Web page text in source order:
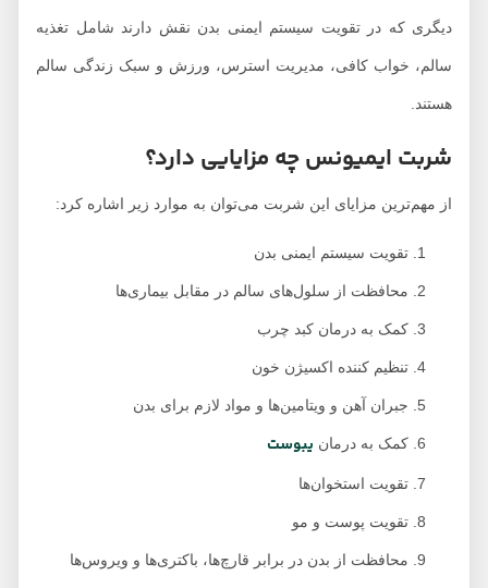
دیگری که در تقویت سیستم ایمنی بدن نقش دارند شامل تغذیه
سالم، خواب کافی، مدیریت استرس، ورزش و سبک زندگی سالم
هستند.
شربت ایمیونس چه مزایایی دارد؟
از مهم‌ترین مزایای این شربت می‌توان به موارد زیر اشاره کرد:
تقویت سیستم ایمنی بدن
محافظت از سلول‌های سالم در مقابل بیماری‌ها
کمک به درمان کبد چرب
تنظیم کننده اکسیژن خون
جبران آهن و ویتامین‌‌ها و مواد لازم برای بدن
کمک به درمانیبوست
تقویت استخوان‌ها
تقویت پوست و مو
محافظت از بدن در برابر قارچ‌ها، باکتری‌ها و ویروس‌ها